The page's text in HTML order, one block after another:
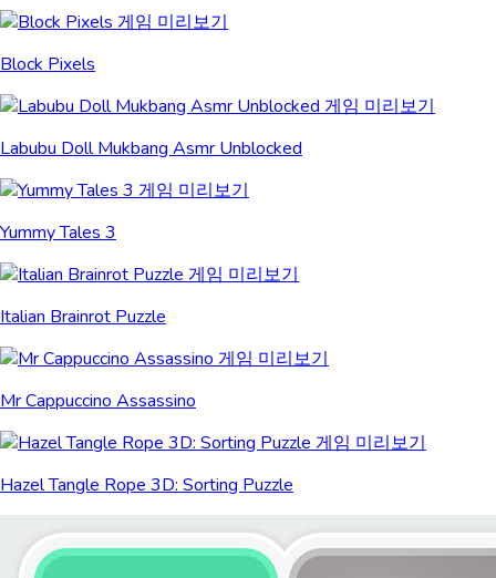
Block Pixels
Labubu Doll Mukbang Asmr Unblocked
Yummy Tales 3
Italian Brainrot Puzzle
Mr Cappuccino Assassino
Hazel Tangle Rope 3D: Sorting Puzzle